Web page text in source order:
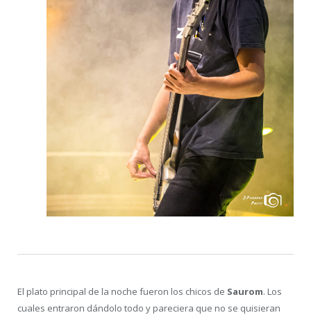
El plato principal de la noche fueron los chicos de Saurom. Los
cuales entraron dándolo todo y pareciera que no se quisieran